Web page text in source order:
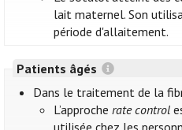
lait maternel. Son
période d'allaitement.
Patients âgés
Dans le traitement de la
L’approcherate control